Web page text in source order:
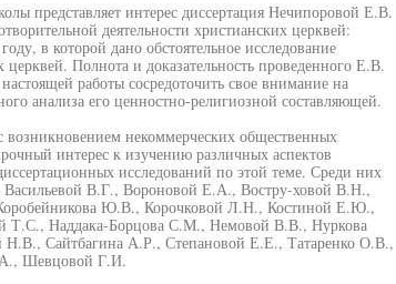
представляет интерес диссертация Нечипоровой Е.В.
деятельности христианских церквей:
в которой дано обстоятельное исследование
церквей. Полнота и доказательность проведенного Е.В.
работы сосредоточить свое внимание на
анализа его ценностно-религиозной составляющей.
возникновением некоммерческих общественных
интерес к изучению различных аспектов
исследований по этой теме. Среди них
Васильевой В.Г., Вороновой Е.А., Востру-ховой В.Н.,
Ю.В., Корочковой Л.Н., Костиной Е.Ю.,
Наддака-Борцова С.М., Немовой В.В., Нуркова
Сайтбагина А.Р., Степановой Е.Е., Татаренко О.В.,
Шевцовой Г.И.